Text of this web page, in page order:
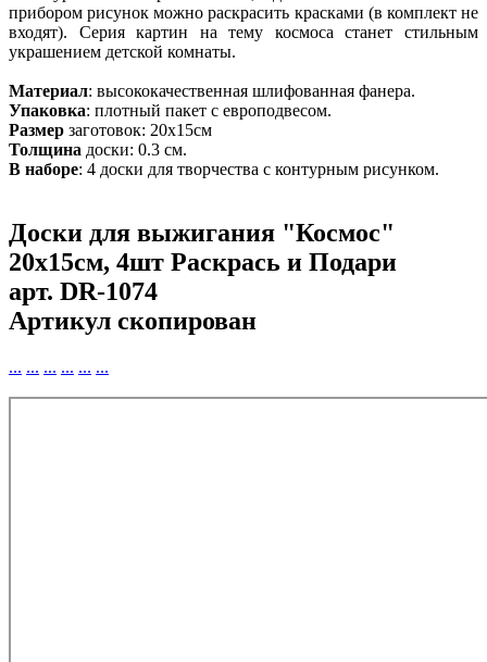
прибором рисунок можно раскрасить красками (в комплект не
входят). Серия картин на тему космоса станет стильным
украшением детской комнаты.
Материал: высококачественная шлифованная фанера.
Упаковка: плотный пакет с европодвесом.
Размер заготовок: 20х15см
Толщина доски: 0.3 см.
В наборе: 4 доски для творчества с контурным рисунком.
Доски для выжигания "Космос"
20х15см, 4шт Раскрась и Подари
арт. DR-1074
Артикул скопирован
... ... ... ... ... ...